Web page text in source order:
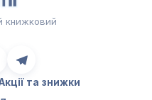
книжковий
та знижки